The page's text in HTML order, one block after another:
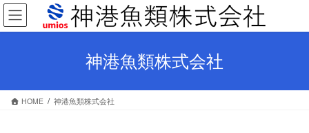
コ
ン
テ
ス
ナ
ビ
ゲ
ン
神港魚類株式会社
HOME 神港魚類株式会社